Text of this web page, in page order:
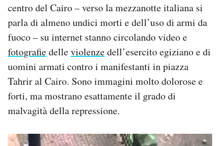
SHOP
CALENDARIO
AREA PERSONALE
Area Personale
centro del Cairo – verso la mezzanotte italiana si
parla di almeno undici morti e dell’uso di armi da
fuoco – su internet stanno circolando video e
fotografiedelleviolenzedell’esercito egiziano e di
uomini armati contro i manifestanti in piazza
Tahrir al Cairo. Sono immagini molto dolorose e
forti, ma mostrano esattamente il grado di
malvagità della repressione.